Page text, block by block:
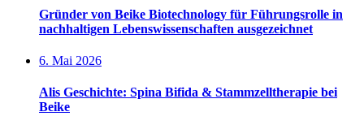
Gründer von Beike Biotechnology für Führungsrolle in
nachhaltigen Lebenswissenschaften ausgezeichnet
6. Mai 2026
Alis Geschichte: Spina Bifida & Stammzelltherapie bei
Beike